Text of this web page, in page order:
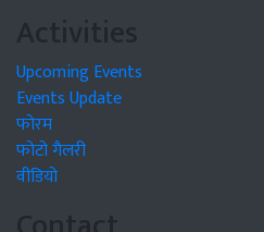
Activities
Upcoming Events
Events Update
फोरम
फोटो गैलरी
वीडियो